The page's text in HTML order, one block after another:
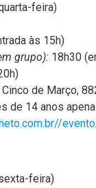
feira)
às 15h)
grupo): 18h30
de Março,
de 14 anos
feira)